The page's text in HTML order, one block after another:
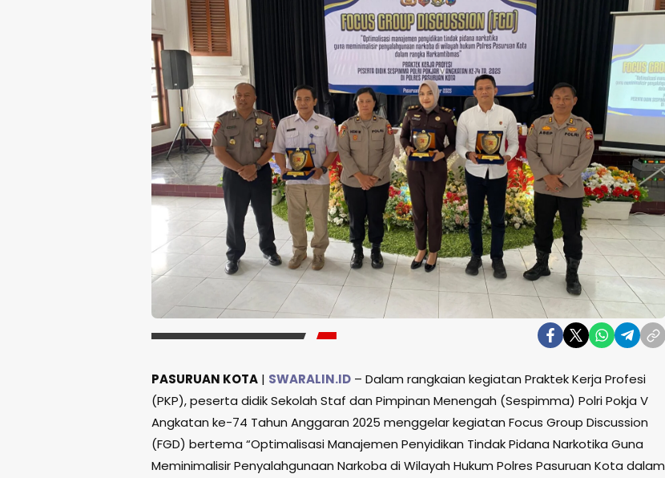
PASURUAN KOTA | SWARALIN.ID – Dalam rangkaian kegiatan Praktek Kerja Profesi
(PKP), peserta didik Sekolah Staf dan Pimpinan Menengah (Sespimma) Polri Pokja V
Angkatan ke-74 Tahun Anggaran 2025 menggelar kegiatan Focus Group Discussion
(FGD) bertema “Optimalisasi Manajemen Penyidikan Tindak Pidana Narkotika Guna
Meminimalisir Penyalahgunaan Narkoba di Wilayah Hukum Polres Pasuruan Kota dalam